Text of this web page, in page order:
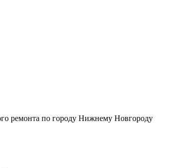
ремонта по городу Нижнему Новгороду